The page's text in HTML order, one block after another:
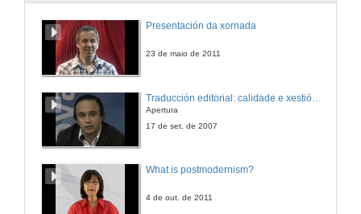
Escribir dende o anfiteatro
Intervención de Antón Cortizas
Rolda de preguntas
Screencast
Presentación da xornada
23 de maio de 2011
Apertura
17 de set. de 2007
What is postmodernism?
4 de out. de 2011